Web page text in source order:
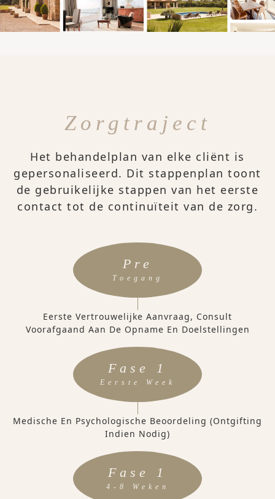
Zorgtraject
Het behandelplan van elke cliënt is
gepersonaliseerd. Dit stappenplan toont
de gebruikelijke stappen van het eerste
contact tot de continuïteit van de zorg.
Pre
Toegang
Eerste Vertrouwelijke Aanvraag, Consult
Voorafgaand Aan De Opname En Doelstellingen
Fase 1
Eerste Week
Medische En Psychologische Beoordeling (ontgifting
Indien Nodig)
Fase 1
4-8 Weken